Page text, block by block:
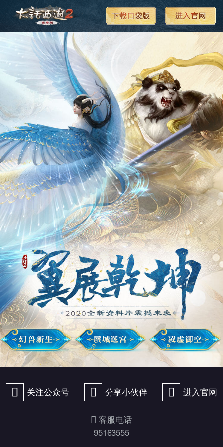
򰀁 关注公众号 򰀂 分享小伙伴 򰀄 进入官网
򰀃 客服电话
95163555